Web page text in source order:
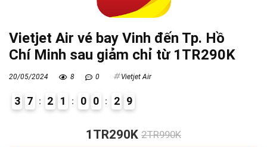
Vietjet Air vé bay Vinh đến Tp. Hồ
Chí Minh sau giảm chỉ từ 1TR290K
20/05/2024 8 0 Vietjet Air
3 7 2 1 0 0 2 8
9
1TR290K 2TR990K